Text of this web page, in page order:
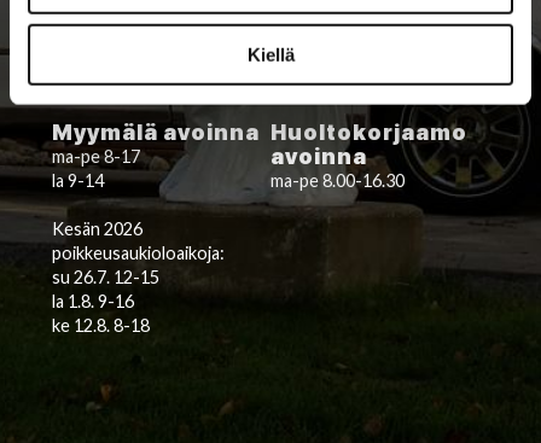
Kiellä
61330 Koskenkorva
Lasipajantie 5)
(06) 4229 888
mail@jarimaki.fi
Myymälä avoinna
ma-pe 8-17
la 9-14
Kesän 2026
poikkeusaukioloaikoja:
su 26.7. 12-15
la 1.8. 9-16
ke 12.8. 8-18
Huoltokorjaamo
avoinna
ma-pe 8.00-16.30